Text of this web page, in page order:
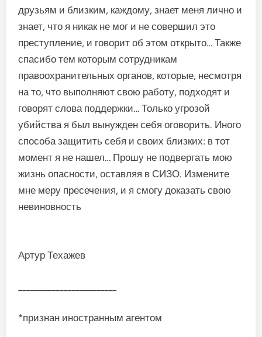
друзьям и близким, каждому, знает меня лично и
знает, что я никак не мог и не совершил это
преступление, и говорит об этом открыто… Также
спасибо тем которым сотрудникам
правоохранительных органов, которые, несмотря
на то, что выполняют свою работу, подходят и
говорят слова поддержки… Только угрозой
убийства я был вынужден себя оговорить. Иного
способа защитить себя и своих близких: в тот
момент я не нашел… Прошу не подвергать мою
жизнь опасности, оставляя в СИЗО. Измените
мне меру пресечения, и я смогу доказать свою
невиновность
Артур Техажев
*признан иностранным агентом